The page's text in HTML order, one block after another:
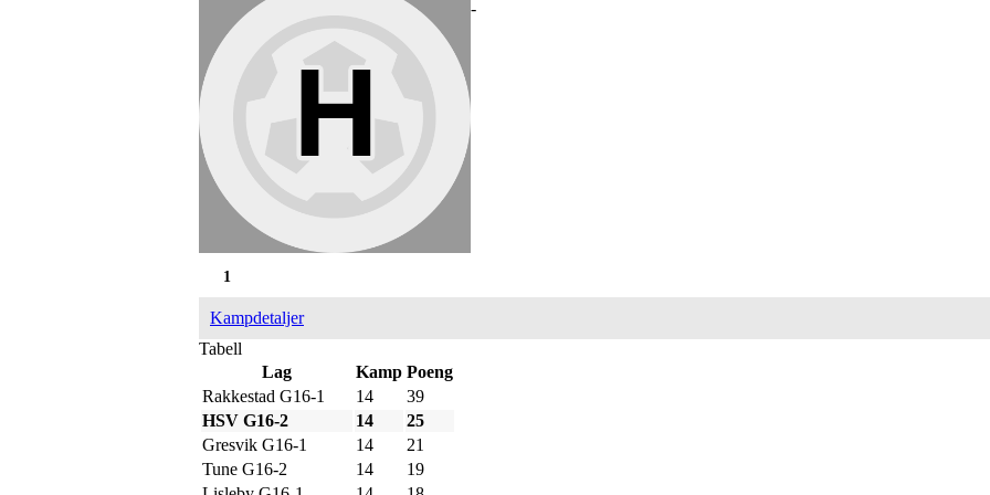
-
1
Kampdetaljer
Tabell
Lag
Kamp Poeng
Rakkestad G16-1
14
39
HSV G16-2
14
25
Gresvik G16-1
14
21
Tune G16-2
14
19